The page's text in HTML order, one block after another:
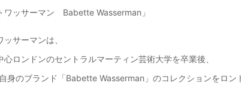
ワッサーマン Babette Wasserman」
サーマンは、
心ロンドンのセントラルマーティン芸術大学を卒業後、
身のブランド「Babette Wasserman」のコレクションをロン